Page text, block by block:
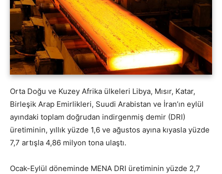
Orta Doğu ve Kuzey Afrika ülkeleri Libya, Mısır, Katar,
Birleşik Arap Emirlikleri, Suudi Arabistan ve İran’ın eylül
ayındaki toplam doğrudan indirgenmiş demir (DRI)
üretiminin, yıllık yüzde 1,6 ve ağustos ayına kıyasla yüzde
7,7 artışla 4,86 milyon tona ulaştı.
Ocak-Eylül döneminde MENA DRI üretiminin yüzde 2,7